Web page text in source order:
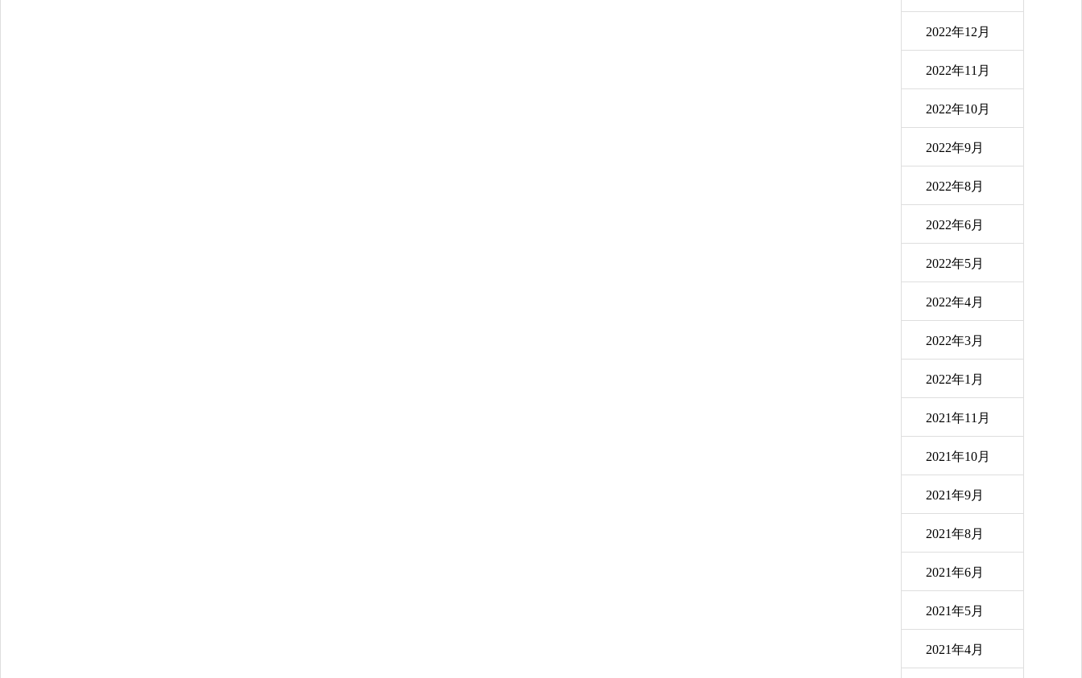
2022年12月
2022年11月
2022年10月
2022年9月
2022年8月
2022年6月
2022年5月
2022年4月
2022年3月
2022年1月
2021年11月
2021年10月
2021年9月
2021年8月
2021年6月
2021年5月
2021年4月